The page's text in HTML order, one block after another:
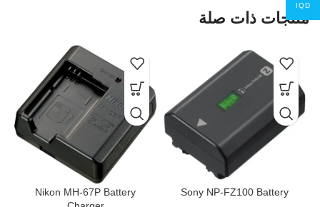
منتجات ذات صلة
Sony NP-FZ100 Battery
Nikon MH-67P Battery
IQD